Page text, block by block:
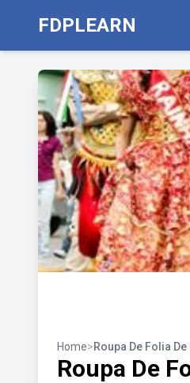
FDPLEARN
Home>Roupa De Folia De
Roupa De